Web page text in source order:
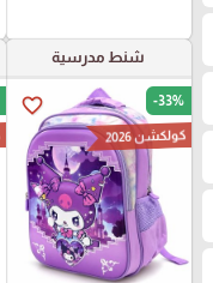
شنط مدرسية
favorite_border -33%
كولكشن 2026